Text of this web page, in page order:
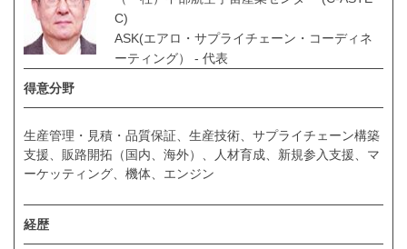
C)
ASK(エアロ・サプライチェーン・コーディネ
ーティング） - 代表
得意分野
生産管理・見積・品質保証、生産技術、サプライチェーン構築
支援、販路開拓（国内、海外）、人材育成、新規参入支援、マ
ーケッティング、機体、エンジン
経歴